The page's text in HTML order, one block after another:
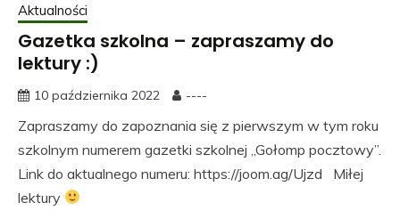
Aktualności
Gazetka szkolna – zapraszamy do
lektury :)
10 października 2022 ----
Zapraszamy do zapoznania się z pierwszym w tym roku
szkolnym numerem gazetki szkolnej „Gołomp pocztowy”.
Link do aktualnego numeru: https://joom.ag/Ujzd Miłej
lektury